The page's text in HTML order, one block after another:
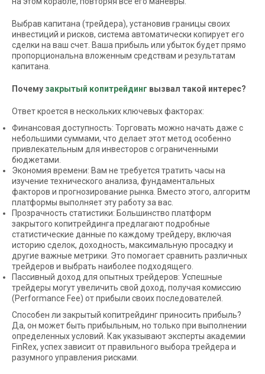
Выбрав капитана (трейдера), установив границы своих
инвестиций и рисков, система автоматически копирует его
сделки на ваш счет. Ваша прибыль или убыток будет прямо
пропорциональна вложенным средствам и результатам
капитана.
Почему закрытый копитрейдинг вызвал такой интерес?
Ответ кроется в нескольких ключевых факторах:
Финансовая доступность: Торговать можно начать даже с
небольшими суммами, что делает этот метод особенно
привлекательным для инвесторов с ограниченными
бюджетами.
Экономия времени: Вам не требуется тратить часы на
изучение технического анализа, фундаментальных
факторов и прогнозирование рынка. Вместо этого, алгоритм
платформы выполняет эту работу за вас.
Прозрачность статистики: Большинство платформ
закрытого копитрейдинга предлагают подробные
статистические данные по каждому трейдеру, включая
историю сделок, доходность, максимальную просадку и
другие важные метрики. Это помогает сравнить различных
трейдеров и выбрать наиболее подходящего.
Пассивный доход для опытных трейдеров: Успешные
трейдеры могут увеличить свой доход, получая комиссию
(Performance Fee) от прибыли своих последователей.
Способен ли закрытый копитрейдинг приносить прибыль?
Да, он может быть прибыльным, но только при выполнении
определенных условий. Как указывают эксперты академии
FinRex, успех зависит от правильного выбора трейдера и
разумного управления рисками.